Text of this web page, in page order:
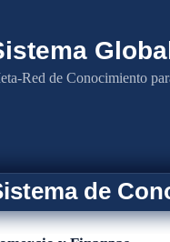
Red de Conocimiento
de